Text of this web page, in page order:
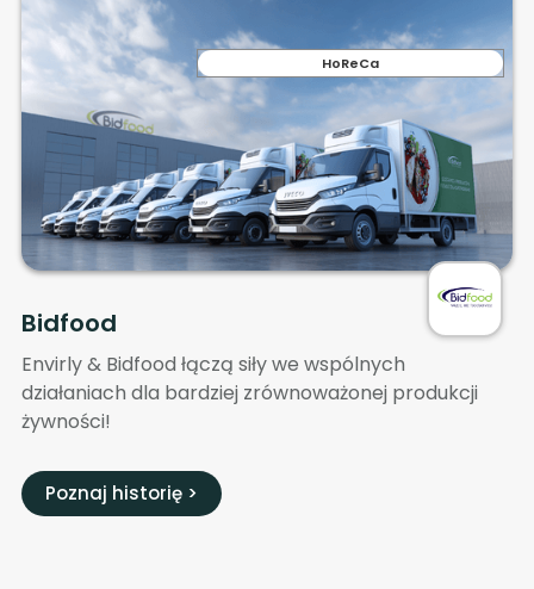
HoReCa
Bidfood
Envirly & Bidfood łączą siły we wspólnych
działaniach dla bardziej zrównoważonej produkcji
żywności!
Poznaj historię >